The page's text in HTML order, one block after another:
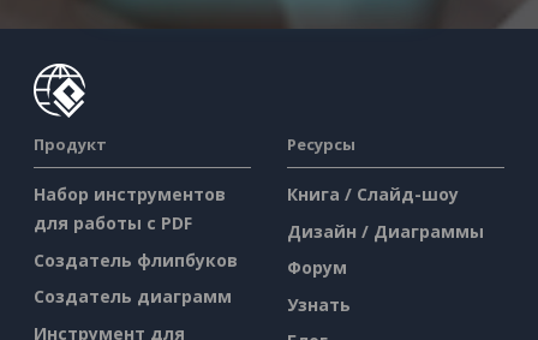
Продукт
Набор инструментов
для работы с PDF
Создатель флипбуков
Создатель диаграмм
Инструмент для
Ресурсы
Книга / Слайд-шоу
Дизайн / Диаграммы
Форум
Узнать